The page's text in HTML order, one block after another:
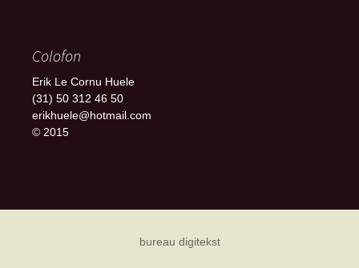
Colofon
Erik Le Cornu Huele
(31) 50 312 46 50
erikhuele@hotmail.com
© 2015
bureau digitekst